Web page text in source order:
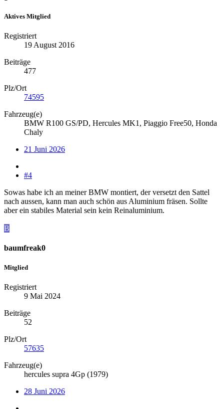
Aktives Mitglied
Registriert
19 August 2016
Beiträge
477
Plz/Ort
74595
Fahrzeug(e)
BMW R100 GS/PD, Hercules MK1, Piaggio Free50, Honda
Chaly
21 Juni 2026
#4
Sowas habe ich an meiner BMW montiert, der versetzt den Sattel
nach aussen, kann man auch schön aus Aluminium fräsen. Sollte
aber ein stabiles Material sein kein Reinaluminium.
B
baumfreak0
Mitglied
Registriert
9 Mai 2024
Beiträge
52
Plz/Ort
57635
Fahrzeug(e)
hercules supra 4Gp (1979)
28 Juni 2026